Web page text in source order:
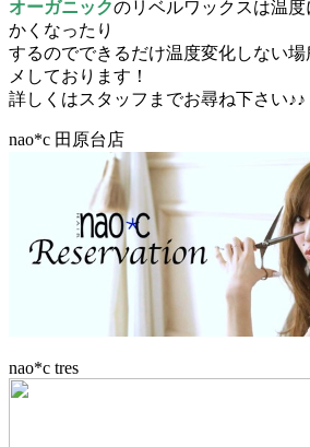
オーガニックのリベルワックスは温
かくなったり
するのでできるだけ温度変化しない
メしております！
詳しくはスタッフまでお尋ね下さい♪♪
nao*c 田原台店
nao*c tres